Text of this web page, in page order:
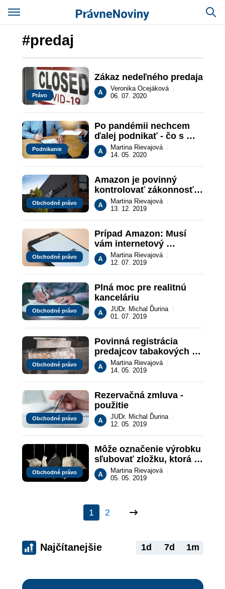
#predaj
Právo
Zákaz nedeľného predaja
Veronika Ocejáková
06. 07. 2020
Podnikanie
Po pandémii nechcem
ďalej podnikať - čo s
mojou firmou? #2
Martina Rievajová
14. 05. 2020
Obchodné právo
Amazon je povinný
kontrolovať zákonnosť
ponúkaných tovarov a
služieb
Martina Rievajová
13. 12. 2019
Obchodné právo
Prípad Amazon: Musí
vám internetový
predajca poskytnúť
telefónne číslo?
Martina Rievajová
12. 07. 2019
Obchodné právo
Plná moc pre realitnú
kanceláriu
JUDr. Michal Ďurina
01. 07. 2019
Obchodné právo
Povinná registrácia
predajcov tabakových
výrobkov do 20.5.2019
Martina Rievajová
14. 05. 2019
Obchodné právo
Rezervačná zmluva -
použitie
JUDr. Michal Ďurina
12. 05. 2019
Obchodné právo
Môže označenie výrobku
sľubovať zložku, ktorá
sa v ňom nenachádza?
Martina Rievajová
05. 05. 2019
1 2
Najčítanejšie 1d 7d 1m